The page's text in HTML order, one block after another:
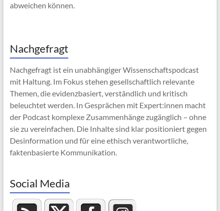
abweichen können.
Nachgefragt
Nachgefragt ist ein unabhängiger Wissenschaftspodcast
mit Haltung. Im Fokus stehen gesellschaftlich relevante
Themen, die evidenzbasiert, verständlich und kritisch
beleuchtet werden. In Gesprächen mit Expert:innen macht
der Podcast komplexe Zusammenhänge zugänglich – ohne
sie zu vereinfachen. Die Inhalte sind klar positioniert gegen
Desinformation und für eine ethisch verantwortliche,
faktenbasierte Kommunikation.
Social Media